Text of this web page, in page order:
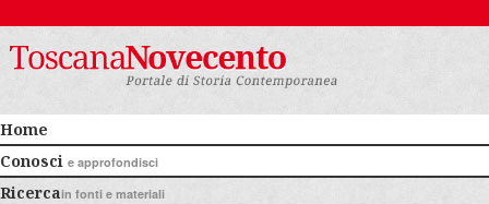
Home
Conosci e approfondisci
Ricercain fonti e materiali